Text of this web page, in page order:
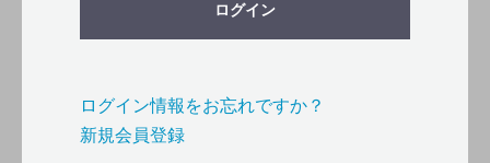
ログイン
ログイン情報をお忘れですか？
新規会員登録